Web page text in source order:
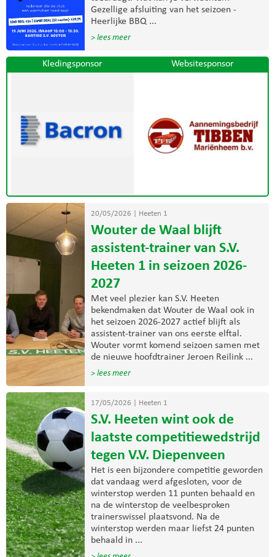
Gezellige afsluiting van het seizoen -
Heerlijke BBQ ...
> lees meer
Kledingsponsor Websitesponsor
20/05/2026 Heeten 1
Wouter de Waal blijft
assistent-trainer van S.V.
Heeten 1 in seizoen 2026-
2027
Met veel plezier kan S.V. Heeten
bekendmaken dat Wouter de Waal ook in
het seizoen 2026-2027 actief blijft als
assistent-trainer van ons eerste elftal.
Wouter vormt komend seizoen samen met
de nieuwe hoofdtrainer Jeroen Reilink ...
> lees meer
17/05/2026 Heeten 1
S.V. Heeten wint ook de
laatste competitiewedstrijd
tegen V.V. Diepenveen
Het is een bijzondere competitie geworden
dat vandaag werd afgesloten, voor de
winterstop werden 11 punten behaald en
na de winterstop de veelbesproken
trainerswissel plaatsvond. Na de
winterstop werden maar liefst 24 punten
behaald in ...